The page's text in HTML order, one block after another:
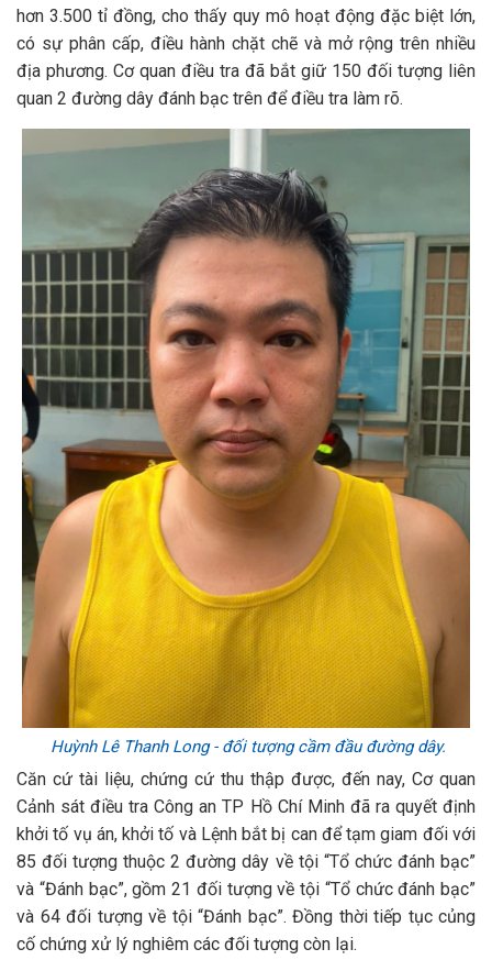
hơn 3.500 tỉ đồng, cho thấy quy mô hoạt động đặc biệt lớn,
có sự phân cấp, điều hành chặt chẽ và mở rộng trên nhiều
địa phương. Cơ quan điều tra đã bắt giữ 150 đối tượng liên
quan 2 đường dây đánh bạc trên để điều tra làm rõ.
Huỳnh Lê Thanh Long - đối tượng cầm đầu đường dây.
Căn cứ tài liệu, chứng cứ thu thập được, đến nay, Cơ quan
Cảnh sát điều tra Công an TP Hồ Chí Minh đã ra quyết định
khởi tố vụ án, khởi tố và Lệnh bắt bị can để tạm giam đối với
85 đối tượng thuộc 2 đường dây về tội “Tổ chức đánh bạc”
và “Đánh bạc”, gồm 21 đối tượng về tội “Tổ chức đánh bạc”
và 64 đối tượng về tội “Đánh bạc”. Đồng thời tiếp tục củng
cố chứng xử lý nghiêm các đối tượng còn lại.